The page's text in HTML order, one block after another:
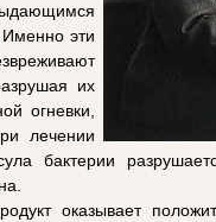
эти
их
огневки,
лечении
бактерии
оказывает